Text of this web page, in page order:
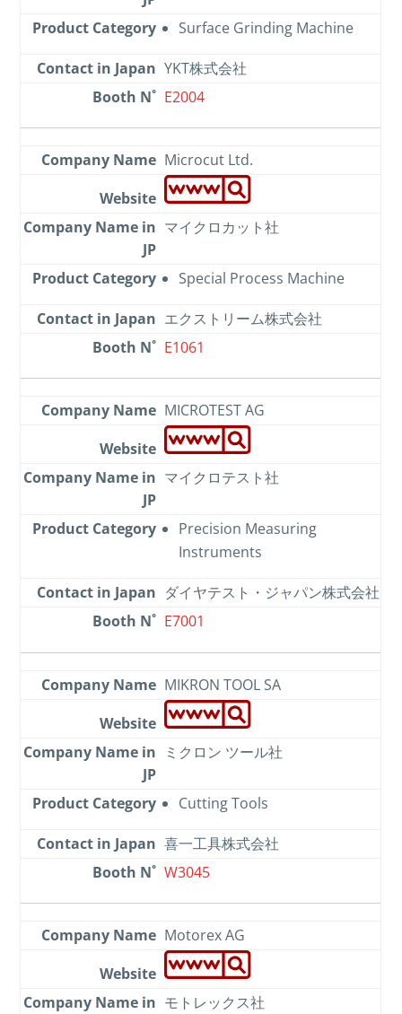
Surface Grinding Machine
YKT株式会社
E2004
Microcut Ltd.
マイクロカット社
Special Process Machine
エクストリーム株式会社
E1061
MICROTEST AG
マイクロテスト社
Precision Measuring
Instruments
ダイヤテスト・ジャパン株式会社
E7001
MIKRON TOOL SA
ミクロン ツール社
Cutting Tools
喜一工具株式会社
W3045
Motorex AG
モトレックス社